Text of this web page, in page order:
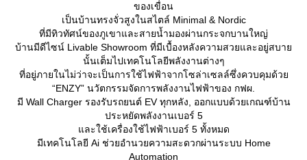
ของเขื่อน
เป็นบ้านทรงจั่วสูงในสไตล์ Minimal & Nordic
ที่มีทิวทัศน์ของภูเขาและสายน้ำมองผ่านกระจกบานใหญ่
​บ้านมีดีไซน์ Livable Showroom ที่มีเบื้องหลังความสวยและอยู่สบา
นั้นเต็มไปเทคโนโลยีพลังงานต่างๆ
ที่อยู่ภายในไม่ว่าจะเป็นการใช้ไฟฟ้าจากโซล่าเซลล์ซึ่งควบคุมด้ว
“ENZY” นวัตกรรมจัดการพลังงานไฟฟ้าของ กฟผ.
มี Wall Charger รองรับรถยนต์ EV ทุกหลัง, ออกแบบด้วยเกณฑ์บ้าน
ประหยัดพลังงานเบอร์ 5
ละใช้เครื่องใช้ไฟฟ้าเบอร์ 5 ทั้งหมด
มีเทคโนโลยี Ai ช่วยอำนวยความสะดวกผ่านระบบ Home
Automation